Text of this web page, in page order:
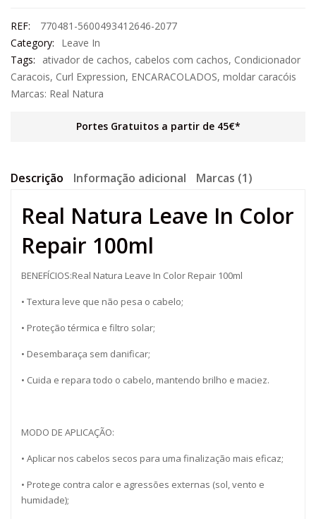
REF:
770481-5600493412646-2077
Category:
Leave In
Tags:
ativador de cachos, cabelos com cachos, Condicionador
Caracois, Curl Expression, ENCARACOLADOS, moldar caracóis
Marcas: Real Natura
Portes Gratuitos a partir de 45€*
Descrição Informação adicional Marcas (1)
Real Natura Leave In Color
Repair 100ml
BENEFÍCIOS:Real Natura Leave In Color Repair 100ml
• Textura leve que não pesa o cabelo;
• Proteção térmica e filtro solar;
• Desembaraça sem danificar;
• Cuida e repara todo o cabelo, mantendo brilho e maciez.
MODO DE APLICAÇÃO:
• Aplicar nos cabelos secos para uma finalização mais eficaz;
• Protege contra calor e agressões externas (sol, vento e
humidade);